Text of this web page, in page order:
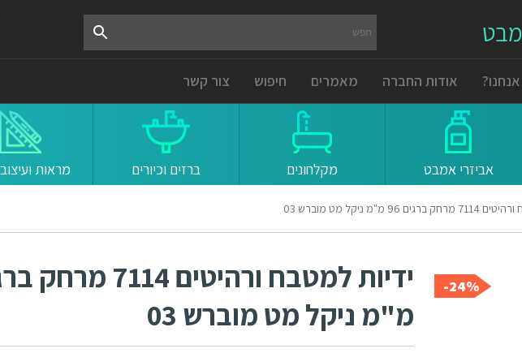
אודות החברה מאמרים חיפוש צור קשר
אביזרי אמבט מקלחונים ברזים וכיורים מראות
96 מ"מ ניקל מט מוברש 03
24%-
מ"מ ניקל מט מוברש 03